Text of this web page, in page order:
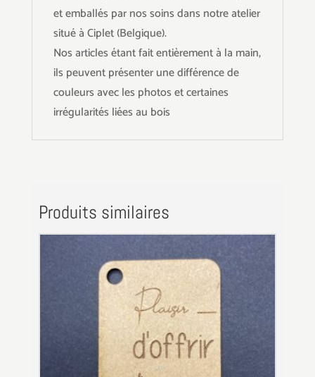
et emballés par nos soins dans notre atelier
situé à Ciplet (Belgique).
Nos articles étant fait entièrement à la main,
ils peuvent présenter une différence de
couleurs avec les photos et certaines
irrégularités liées au bois
Produits similaires